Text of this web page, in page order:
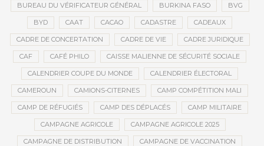
BUREAU DU VÉRIFICATEUR GÉNÉRAL BURKINA FASO BVG
BYD CAAT CACAO CADASTRE CADEAUX
CADRE DE CONCERTATION CADRE DE VIE CADRE JURIDIQUE
CAF CAFÉ PHILO CAISSE MALIENNE DE SÉCURITÉ SOCIALE
CALENDRIER COUPE DU MONDE CALENDRIER ÉLECTORAL
CAMEROUN CAMIONS-CITERNES CAMP COMPÉTITION MALI
CAMP DE RÉFUGIÉS CAMP DES DÉPLACÉS CAMP MILITAIRE
CAMPAGNE AGRICOLE CAMPAGNE AGRICOLE 2025
CAMPAGNE DE DISTRIBUTION CAMPAGNE DE VACCINATION